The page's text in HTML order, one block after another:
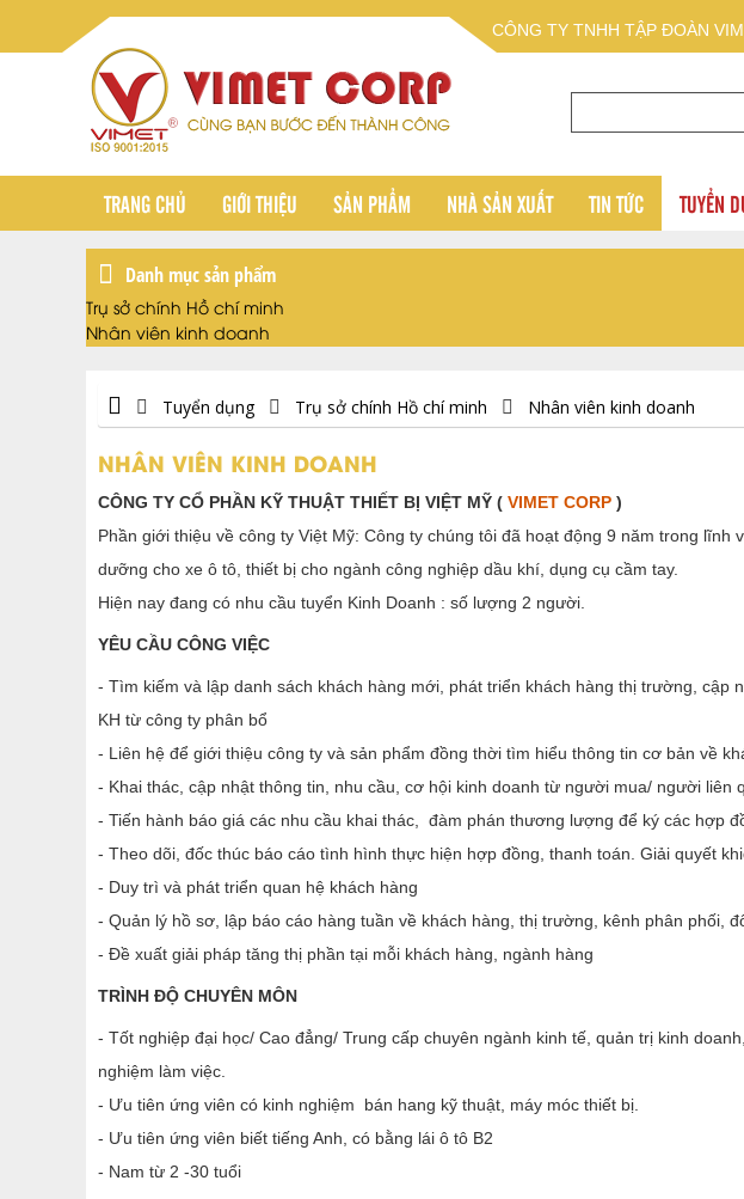
CÔNG TY TNHH TẬP ĐOÀN
TRANG CHỦ GIỚI THIỆU SẢN PHẨM NHÀ SẢN XUẤT TIN TỨC TUYỂN
Danh mục sản phẩm
Trụ sở chính Hồ chí minh
Nhân viên kinh doanh
Tuyển dụng Trụ sở chính Hồ chí minh Nhân viên kinh doanh
NHÂN VIÊN KINH DOANH
CÔNG TY CỔ PHẦN KỸ THUẬT THIẾT BỊ VIỆT MỸ ( VIMET CORP )
Phần giới thiệu về công ty Việt Mỹ: Công ty chúng tôi đã hoạt động 9 năm trong
dưỡng cho xe ô tô, thiết bị cho ngành công nghiệp dầu khí, dụng cụ cầm tay.
Hiện nay đang có nhu cầu tuyển Kinh Doanh : số lượng 2 người.
YÊU CẦU CÔNG VIỆC
- Tìm kiếm và lập danh sách khách hàng mới, phát triển khách hàng thị trường, cập
KH từ công ty phân bổ
- Liên hệ để giới thiệu công ty và sản phẩm đồng thời tìm hiểu thông tin cơ bản về
- Khai thác, cập nhật thông tin, nhu cầu, cơ hội kinh doanh từ người mua/ người liên
- Tiến hành báo giá các nhu cầu khai thác, đàm phán thương lượng để ký các hợp
- Theo dõi, đốc thúc báo cáo tình hình thực hiện hợp đồng, thanh toán. Giải quyết
- Duy trì và phát triển quan hệ khách hàng
- Quản lý hồ sơ, lập báo cáo hàng tuần về khách hàng, thị trường, kênh phân phối,
- Đề xuất giải pháp tăng thị phần tại mỗi khách hàng, ngành hàng
TRÌNH ĐỘ CHUYÊN MÔN
- Tốt nghiệp đại học/ Cao đẳng/ Trung cấp chuyên ngành kinh tế, quản trị kinh
nghiệm làm việc.
- Ưu tiên ứng viên có kinh nghiệm bán hang kỹ thuật, máy móc thiết bị.
- Ưu tiên ứng viên biết tiếng Anh, có bằng lái ô tô B2
- Nam từ 2 -30 tuổi